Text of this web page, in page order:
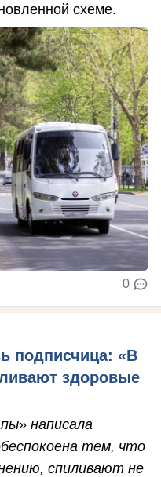
схеме.
0
подписчица: «В
здоровые
написала
тем, что
спиливают не